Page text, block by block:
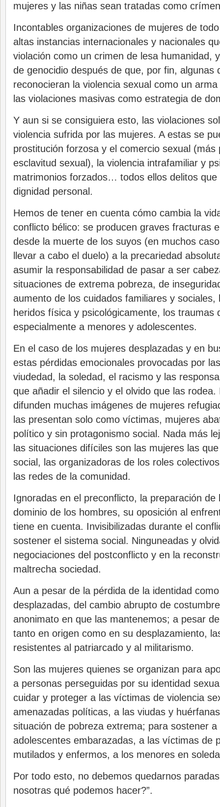
mujeres y las niñas sean tratadas como
Incontables organizaciones de mujeres de
altas instancias internacionales y nacionales
violación como un crimen de lesa humanidad,
de genocidio después de que, por fin, algunas
reconocieran la violencia sexual como un
las violaciones masivas como estrategia de
Y aun si se consiguiera esto, las violaciones
violencia sufrida por las mujeres. A estas se
prostitución forzosa y el comercio sexual (más
esclavitud sexual), la violencia intrafamiliar y
matrimonios forzados… todos ellos delitos
dignidad personal.
Hemos de tener en cuenta cómo cambia la
conflicto bélico: se producen graves fracturas
desde la muerte de los suyos (en muchos
llevar a cabo el duelo) a la precariedad
asumir la responsabilidad de pasar a ser
situaciones de extrema pobreza, de
aumento de los cuidados familiares y sociales,
heridos física y psicológicamente, los traumas
especialmente a menores y adolescentes.
En el caso de los mujeres desplazadas y en
estas pérdidas emocionales provocadas por
viudedad, la soledad, el racismo y las
que añadir el silencio y el olvido que las
difunden muchas imágenes de mujeres
las presentan solo como víctimas, mujeres
político y sin protagonismo social. Nada más
las situaciones difíciles son las mujeres las
social, las organizadoras de los roles
las redes de la comunidad.
Ignoradas en el preconflicto, la preparación de
dominio de los hombres, su oposición al
tiene en cuenta. Invisibilizadas durante el
sostener el sistema social. Ninguneadas y
negociaciones del postconflicto y en la
maltrecha sociedad.
Aun a pesar de la pérdida de la identidad
desplazadas, del cambio abrupto de
anonimato en que las mantenemos; a pesar
tanto en origen como en su desplazamiento,
resistentes al patriarcado y al militarismo.
Son las mujeres quienes se organizan para
a personas perseguidas por su identidad
cuidar y proteger a las víctimas de violencia
amenazadas políticas, a las viudas y
situación de pobreza extrema; para sostener a
adolescentes embarazadas, a las víctimas de
mutilados y enfermos, a los menores en
Por todo esto, no debemos quedarnos
nosotras qué podemos hacer?”.